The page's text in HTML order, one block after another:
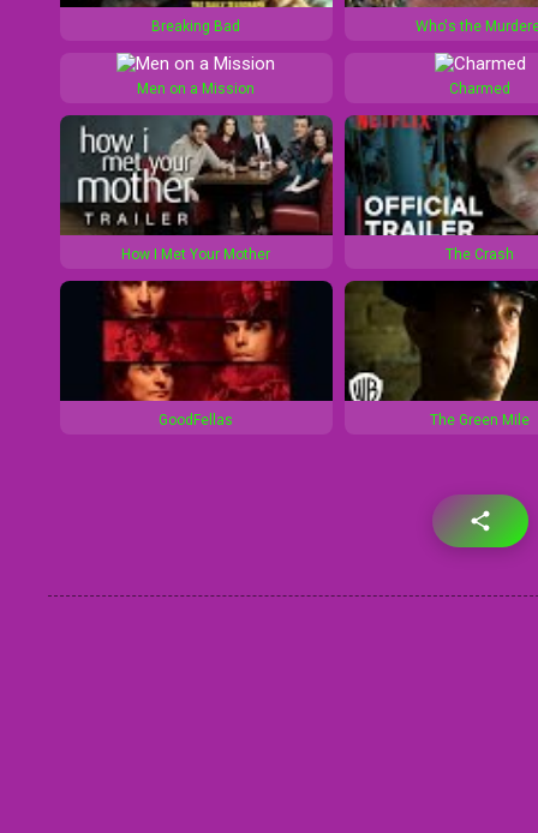
0
s
Breaking Bad Who's the
Men on a Mission Charmed
How I Met Your Mother The Crash
GoodFellas The Green Mile